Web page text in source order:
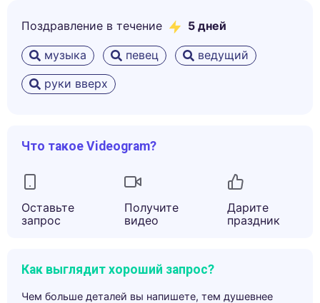
Поздравление в течение 5 дней
музыка певец
ведущий
руки вверх
Что такое Videogram?
Оставьте
запрос
Получите
видео
Дарите
праздник
Как выглядит хороший запрос?
Чем больше деталей вы напишете, тем душевнее